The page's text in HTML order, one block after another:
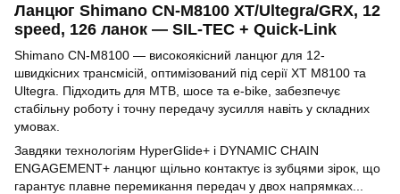
Ланцюг Shimano CN-M8100 XT/Ultegra/GRX, 12
speed, 126 ланок — SIL-TEC + Quick-Link
Shimano CN-M8100 — високоякісний ланцюг для 12-
швидкісних трансмісій, оптимізований під серії XT M8100 та
Ultegra. Підходить для MTB, шосе та e-bike, забезпечує
стабільну роботу і точну передачу зусилля навіть у складних
умовах.
Завдяки технологіям HyperGlide+ і DYNAMIC CHAIN
ENGAGEMENT+ ланцюг щільно контактує із зубцями зірок, що
гарантує плавне перемикання передач у двох напрямках...